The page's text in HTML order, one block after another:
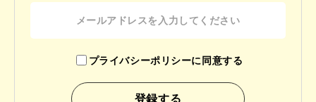
プライバシーポリシーに同意する